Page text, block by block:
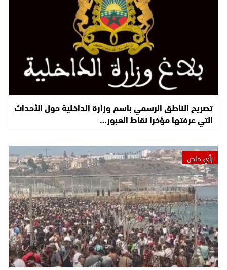
تصريح الناطق الرسمي باسم وزارة الداخلية حول الأحداث
التي عرفتها مؤخرا نقاط العبور…
رأي خاص